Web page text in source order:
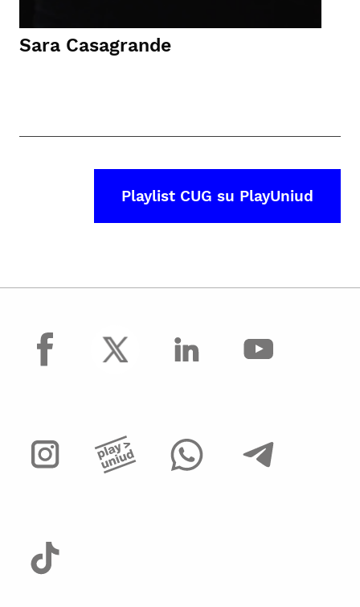
Sara Casagrande
Playlist CUG su PlayUniud
facebook